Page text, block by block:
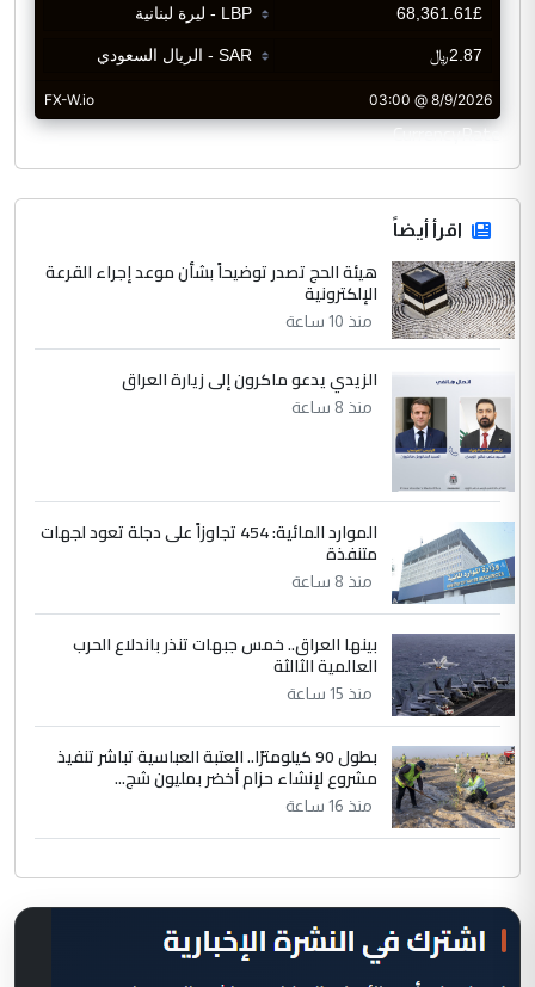
CurrencyRate
اقرأ أيضاً
هيئة الحج تصدر توضيحاً بشأن موعد إجراء القرعة
الإلكترونية
منذ 10 ساعة
الزيدي يدعو ماكرون إلى زيارة العراق
منذ 8 ساعة
الموارد المائية: 454 تجاوزاً على دجلة تعود لجهات
متنفذة
منذ 8 ساعة
بينها العراق.. خمس جبهات تنذر باندلاع الحرب
العالمية الثالثة
منذ 15 ساعة
بطول 90 كيلومترًا.. العتبة العباسية تباشر تنفيذ
مشروع لإنشاء حزام أخضر بمليون شج...
منذ 16 ساعة